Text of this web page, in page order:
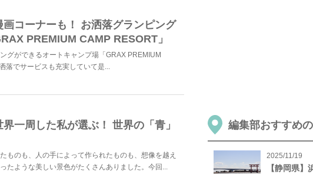
画コーナーも！ お洒落グランピング
PREMIUM CAMP RESORT」
グができるオートキャンプ場「GRAX PREMIUM
落でサービスも充実していて是...
界一周した私が選ぶ！ 世界の「青」
ものも、人の手によって作られたものも、想像を越え
たような美しい景色がたくさんありました。今回...
編集部おすすめ
2025/11/19
【静岡県】